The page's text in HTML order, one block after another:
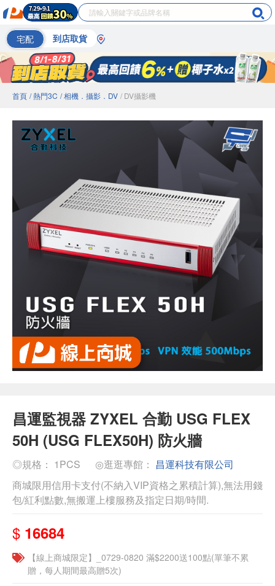
宅配 到店取貨
首頁 / 熱門3C / 相機．攝影．DV / DV攝影機
昌運監視器 ZYXEL 合勤 USG FLEX
50H (USG FLEX50H) 防火牆
◎規格： 1PCS ◎逛逛專館： 昌運科技有限公司
商城限用信用卡支付(不納入VIP資格之累積計算),無法用錢
包/紅利點數,無搬運上樓服務及指定日期/時間.
$ 16684
【線上商城限定】_0729-0820 滿$2200送100點(單筆不累
贈，每人期間最高贈5次)